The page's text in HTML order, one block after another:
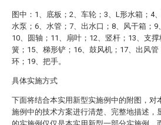
图中：1、底板；2、车轮；3、L形水箱；4
水泵；6、水管；7、出水口；8、风干箱；9
10、圆轴；11、扇叶；12、竖杆；13、支
簧；15、梯形铲；16、鼓风机；17、出风管
环；19、把手。
具体实施方式
下面将结合本实用新型实施例中的附图，对
施例中的技术方案进行清楚、完整地描述，